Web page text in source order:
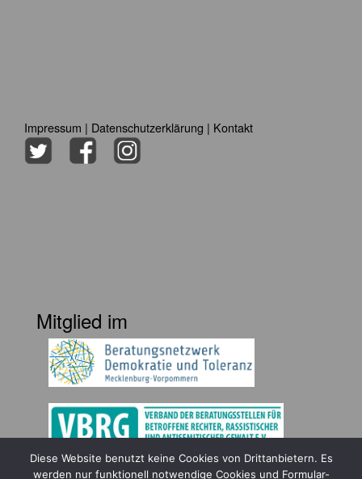
Impressum | Datenschutzerklärung | Kontakt
Mitglied im
Diese Website benutzt keine Cookies von Drittanbietern. Es
werden nur funktionell notwendige Cookies und Formular-